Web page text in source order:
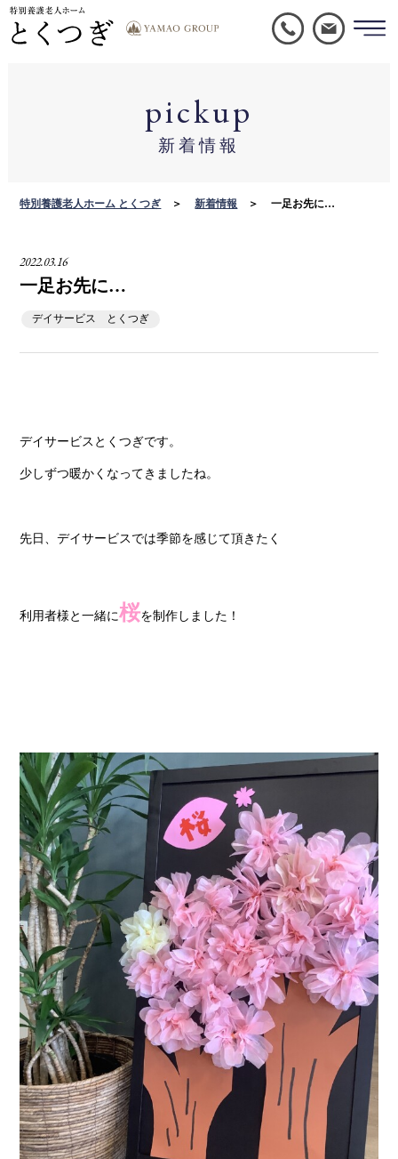
pickup
新着情報
特別養護老人ホーム とくつぎ 新着情報 一足お先に…
2022.03.16
一足お先に…
デイサービス とくつぎ
デイサービスとくつぎです。
少しずつ暖かくなってきましたね。
先日、デイサービスでは季節を感じて頂きたく
利用者様と一緒に桜を制作しました！